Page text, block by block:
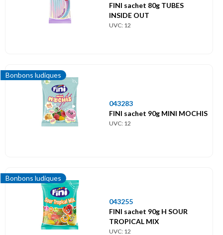
FINI sachet 80g TUBES
INSIDE OUT
UVC: 12
Bonbons ludiques
043283
FINI sachet 90g MINI MOCHIS
UVC: 12
Bonbons ludiques
043255
FINI sachet 90g H SOUR
TROPICAL MIX
UVC: 12